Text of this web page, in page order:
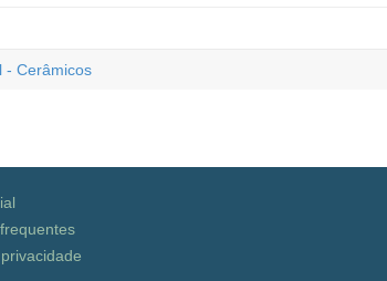
- Cerâmicos